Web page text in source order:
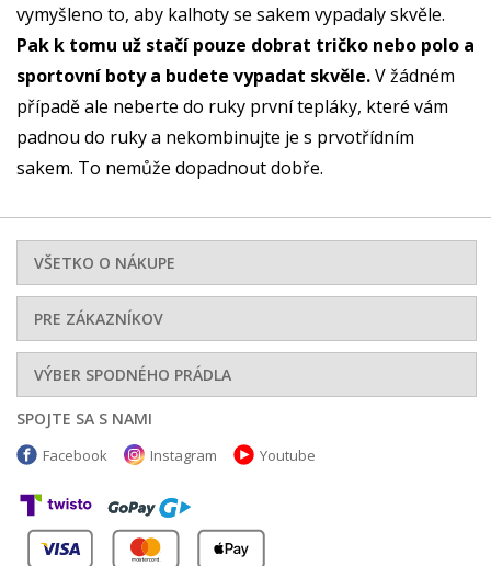
vymyšleno to, aby kalhoty se sakem vypadaly skvěle.
Pak k tomu už stačí pouze dobrat tričko nebo polo a
sportovní boty a budete vypadat skvěle.V žádném
případě ale neberte do ruky první tepláky, které vám
padnou do ruky a nekombinujte je s prvotřídním
sakem. To nemůže dopadnout dobře.
VŠETKO O NÁKUPE
PRE ZÁKAZNÍKOV
VÝBER SPODNÉHO PRÁDLA
SPOJTE SA S NAMI
Facebook Instagram Youtube